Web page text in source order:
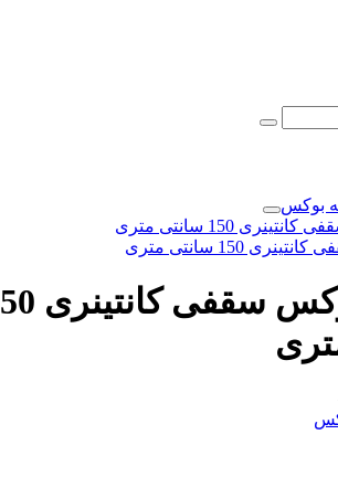
سانتی متری
کیسه بوکس سقفی کانتینری 150